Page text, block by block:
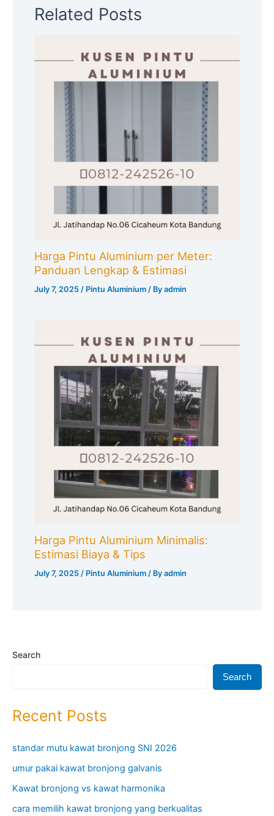
Related Posts
Harga Pintu Aluminium per Meter:
Panduan Lengkap & Estimasi
July 7, 2025/ Pintu Aluminium / Byadmin
Harga Pintu Aluminium Minimalis:
Estimasi Biaya & Tips
July 7, 2025/ Pintu Aluminium / Byadmin
Search
Search
Recent Posts
standar mutu kawat bronjong SNI 2026
umur pakai kawat bronjong galvanis
Kawat bronjong vs kawat harmonika
cara memilih kawat bronjong yang berkualitas